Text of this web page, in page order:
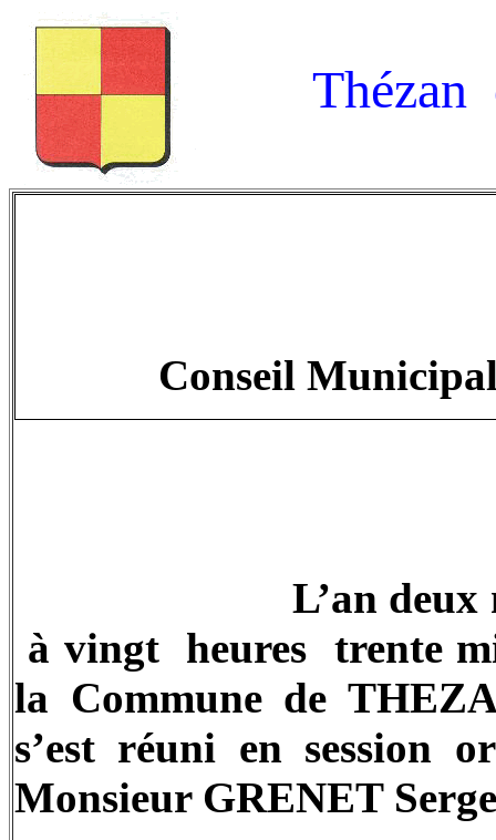
Thézan
Conseil
L’an
à vingt heures trente
la Communede
s’est réuni en session
Monsieur GRENET Serge